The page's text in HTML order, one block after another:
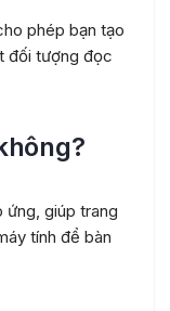
phép bạn tạo
đối tượng đọc
giúp trang
tính để bàn